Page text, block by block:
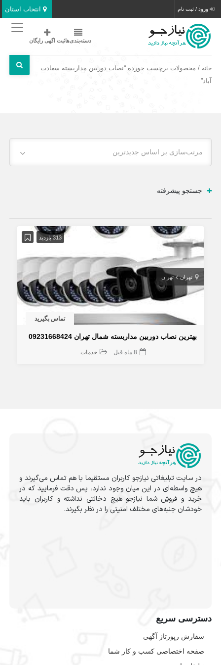
انتخاب استان ورود / ثبت نام
دسته‌بندی‌هاثبت اگهی رایگان
خانه / محصولات برچسب خورده “نصاب دوربین مداربسته سعادت
آباد”
مرتب‌سازی بر اساس جدیدترین
جستجو پیشرفته
313 بازدید
تهران تهران
تماس بگیرید
بهترین نصاب دوربین مداربسته شمال تهران 09231668424
8 ماه قبل خدمات
در سایت تبلیغاتی نیازجو کاربران مستقیما با هم تماس می‌گیرند و
هیچ واسطه‌ای در این میان وجود ندارد، پس دقت فرمایید که در
خرید و فروشِ شما نیازجو هیچ دخالتی نداشته و کاربران باید
خودشان جنبه‌های مختلف امنیتی را در نظر بگیرند.
دسترسی سریع
سفارش رپورتاژ آگهی
صفحه اختصاصی کسب و کار شما